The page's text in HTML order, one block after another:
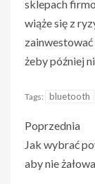
sklepach
wiąże się z
zainwestować
żeby później
Tags: bluetooth
Poprzednia
Jak wybrać
aby nie